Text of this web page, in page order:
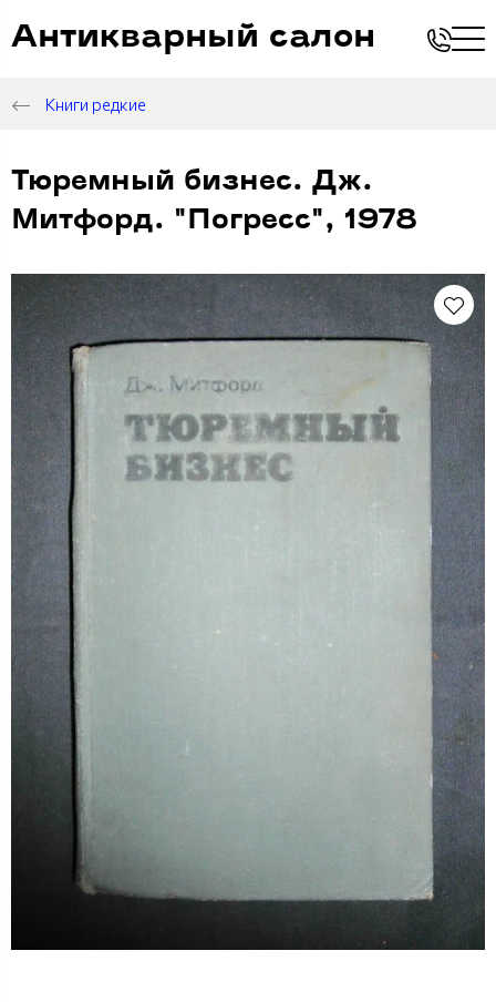
Антикварный салон
Книги редкие
Тюремный бизнес. Дж.
Митфорд. "Погресс", 1978